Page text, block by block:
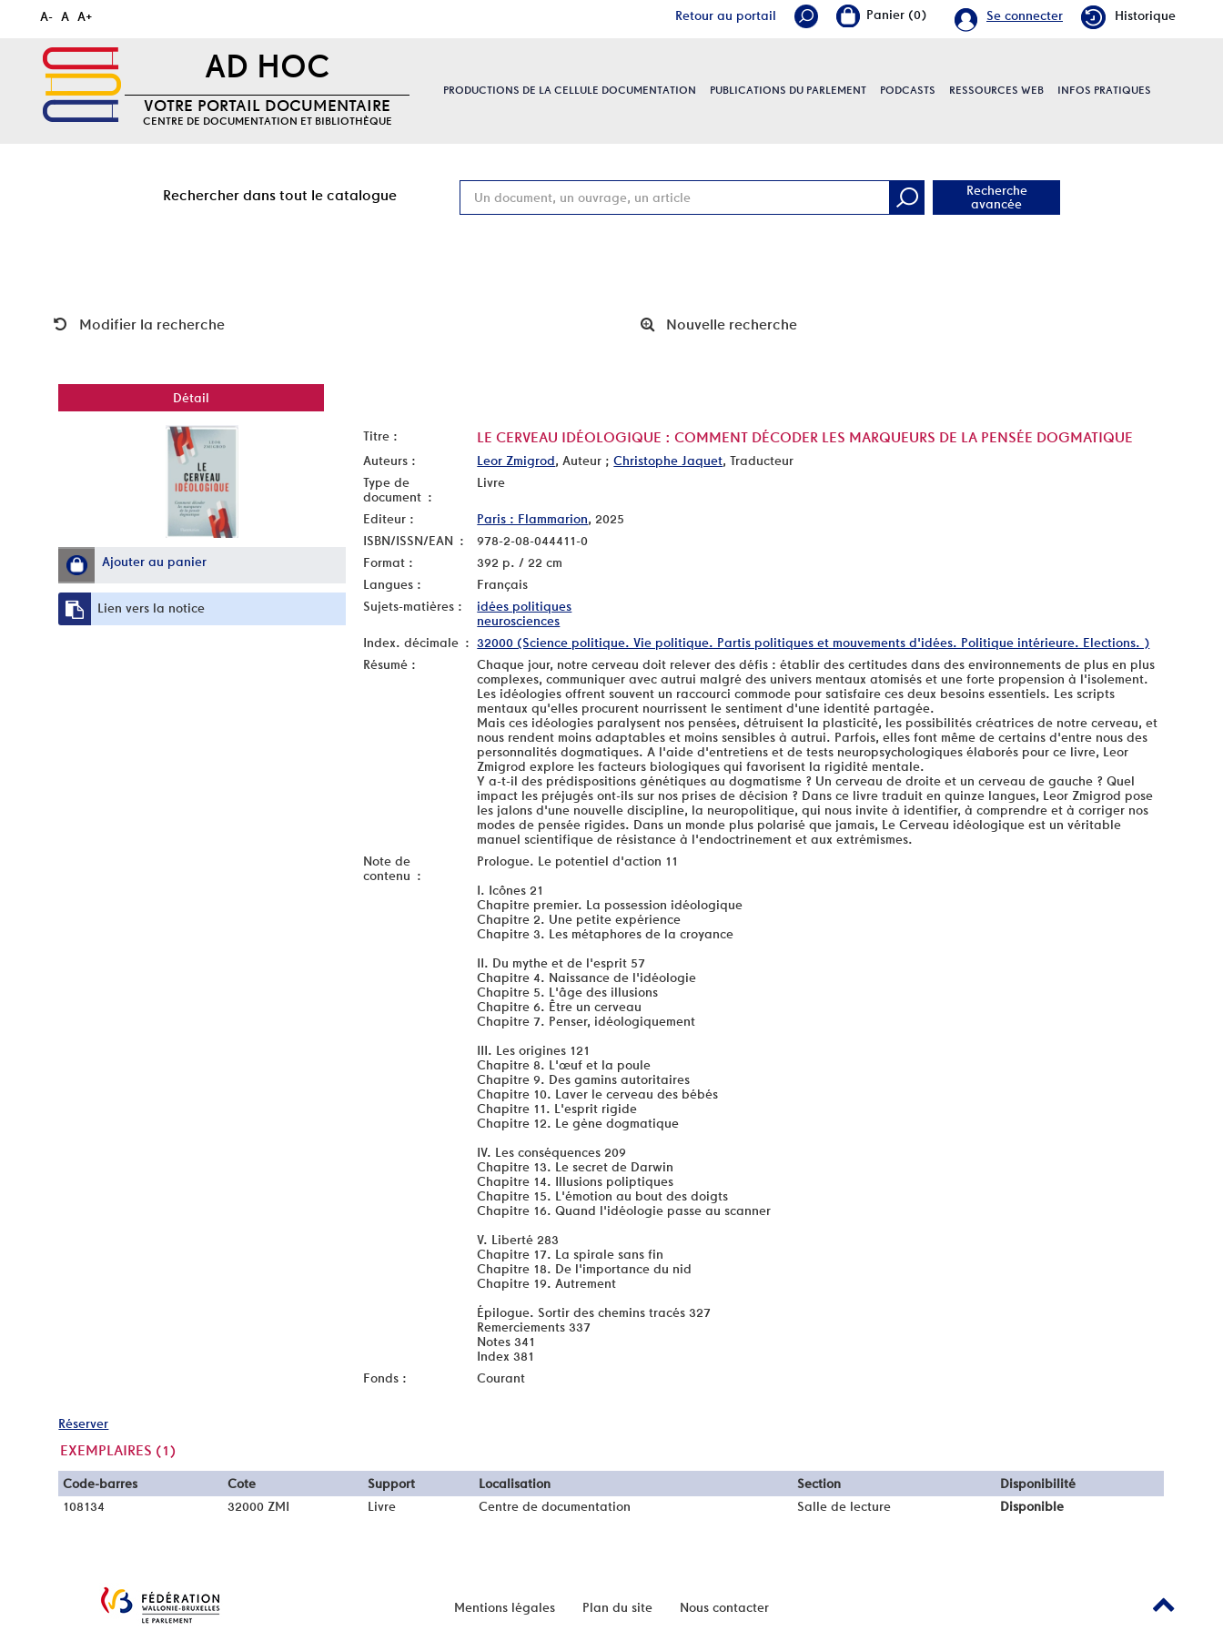
A- A A+ Retour au portail Se connecter Historique
AD HOC
VOTRE PORTAIL DOCUMENTAIRE
CENTRE DE DOCUMENTATION ET BIBLIOTHÈQUE
PRODUCTIONS DE LA CELLULE DOCUMENTATION PUBLICATIONS DU PARLEMENT PODCASTS RESSOURCES WEB INFOS PRATIQUES
Rechercher dans tout le catalogue
Recherche
avancée
Modifier la recherche Nouvelle recherche
Détail
Ajouter au panier
Lien vers la notice
Titre : LE CERVEAU IDÉOLOGIQUE : COMMENT DÉCODER LES MARQUEURS DE LA PENSÉE DOGMATIQUE
Auteurs : Leor Zmigrod, Auteur ;Christophe Jaquet, Traducteur
Type de
document :
Livre
Editeur : Paris : Flammarion, 2025
ISBN/ISSN/EAN :
978-2-08-044411-0
Format :
392 p. / 22 cm
Langues :
Français
Sujets-matières :
idées politiques
neurosciences
Index. décimale : 32000 (Science politique. Vie politique. Partis politiques et mouvements d'idées. Politique intérieure. Elections. )
Résumé :
Chaque jour, notre cerveau doit relever des défis : établir des certitudes dans des environnements de plus en plus
complexes, communiquer avec autrui malgré des univers mentaux atomisés et une forte propension à l'isolement.
Les idéologies offrent souvent un raccourci commode pour satisfaire ces deux besoins essentiels. Les scripts
mentaux qu'elles procurent nourrissent le sentiment d'une identité partagée.
Mais ces idéologies paralysent nos pensées, détruisent la plasticité, les possibilités créatrices de notre cerveau, et
nous rendent moins adaptables et moins sensibles à autrui. Parfois, elles font même de certains d'entre nous des
personnalités dogmatiques. A l'aide d'entretiens et de tests neuropsychologiques élaborés pour ce livre, Leor
Zmigrod explore les facteurs biologiques qui favorisent la rigidité mentale.
Y a-t-il des prédispositions génétiques au dogmatisme ? Un cerveau de droite et un cerveau de gauche ? Quel
impact les préjugés ont-ils sur nos prises de décision ? Dans ce livre traduit en quinze langues, Leor Zmigrod pose
les jalons d'une nouvelle discipline, la neuropolitique, qui nous invite à identifier, à comprendre et à corriger nos
modes de pensée rigides. Dans un monde plus polarisé que jamais, Le Cerveau idéologique est un véritable
manuel scientifique de résistance à l'endoctrinement et aux extrémismes.
Note de
contenu :
Prologue. Le potentiel d'action 11
I. Icônes 21
Chapitre premier. La possession idéologique
Chapitre 2. Une petite expérience
Chapitre 3. Les métaphores de la croyance
II. Du mythe et de l'esprit 57
Chapitre 4. Naissance de l'idéologie
Chapitre 5. L'âge des illusions
Chapitre 6. Être un cerveau
Chapitre 7. Penser, idéologiquement
III. Les origines 121
Chapitre 8. L'œuf et la poule
Chapitre 9. Des gamins autoritaires
Chapitre 10. Laver le cerveau des bébés
Chapitre 11. L'esprit rigide
Chapitre 12. Le gène dogmatique
IV. Les conséquences 209
Chapitre 13. Le secret de Darwin
Chapitre 14. Illusions poliptiques
Chapitre 15. L'émotion au bout des doigts
Chapitre 16. Quand l'idéologie passe au scanner
V. Liberté 283
Chapitre 17. La spirale sans fin
Chapitre 18. De l'importance du nid
Chapitre 19. Autrement
Épilogue. Sortir des chemins tracés 327
Remerciements 337
Notes 341
Index 381
Fonds :
Courant
Réserver
EXEMPLAIRES (1)
Liste des exemplaires
Code-barres Cote Support Localisation Section
Disponibilité
108134
32000 ZMI Livre Centre de documentation Salle de lecture Disponible
Mentions légales Plan du site Nous contacter